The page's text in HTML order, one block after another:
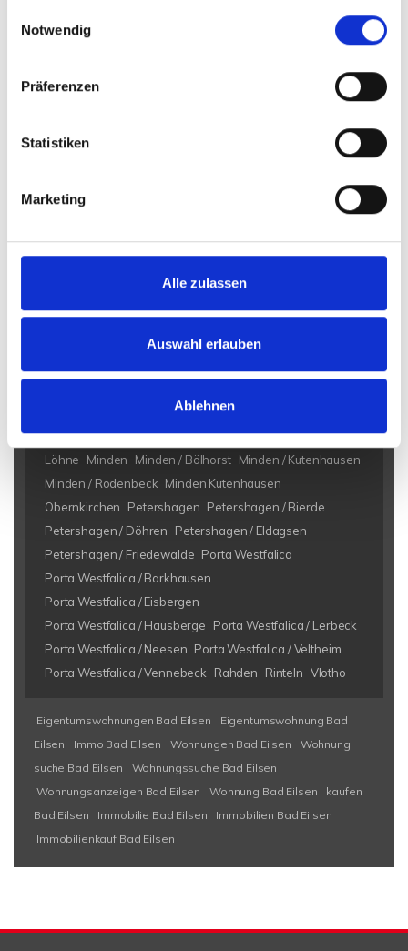
Notwendig
Präferenzen
Statistiken
Marketing
Alle zulassen
Auswahl erlauben
Ablehnen
VERKAUFT
Hille
170 m²
6
Bad Oeynhausen Bad Salzuflen
Heeßen Herford Hespe Hille Kalletal Lübbecke
Löhne
Minden Minden / Bölhorst Minden / Kutenhausen
Minden / Rodenbeck Minden Kutenhausen
Obernkirchen
Petershagen Petershagen / Bierde
Petershagen / Döhren
Petershagen / Eldagsen
Petershagen / Friedewalde Porta Westfalica
Porta Westfalica / Barkhausen
Porta Westfalica / Eisbergen
Porta Westfalica / Hausberge
Porta Westfalica / Lerbeck
Porta Westfalica / Neesen Porta Westfalica / Veltheim
Porta Westfalica / Vennebeck
Rahden Rinteln Vlotho
Eigentumswohnungen Bad Eilsen
Eigentumswohnung Bad
Eilsen
Immo Bad Eilsen Wohnungen Bad Eilsen
Wohnung
suche Bad Eilsen
Wohnungssuche Bad Eilsen
Wohnungsanzeigen Bad Eilsen
Wohnung Bad Eilsen
kaufen
Bad Eilsen
Immobilie Bad Eilsen
Immobilien Bad Eilsen
Immobilienkauf Bad Eilsen